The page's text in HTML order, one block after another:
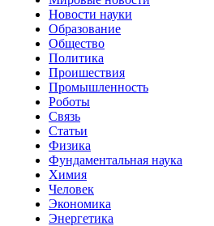
Новости науки
Образование
Общество
Политика
Проишествия
Промышленность
Роботы
Связь
Статьи
Физика
Фундаментальная наука
Химия
Человек
Экономика
Энергетика